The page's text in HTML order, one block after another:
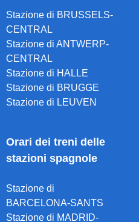
Stazione di BRUSSELS-
CENTRAL
Stazione di ANTWERP-
CENTRAL
Stazione di HALLE
Stazione di BRUGGE
Stazione di LEUVEN
Orari dei treni delle
stazioni spagnole
Stazione di
BARCELONA-SANTS
Stazione di MADRID-